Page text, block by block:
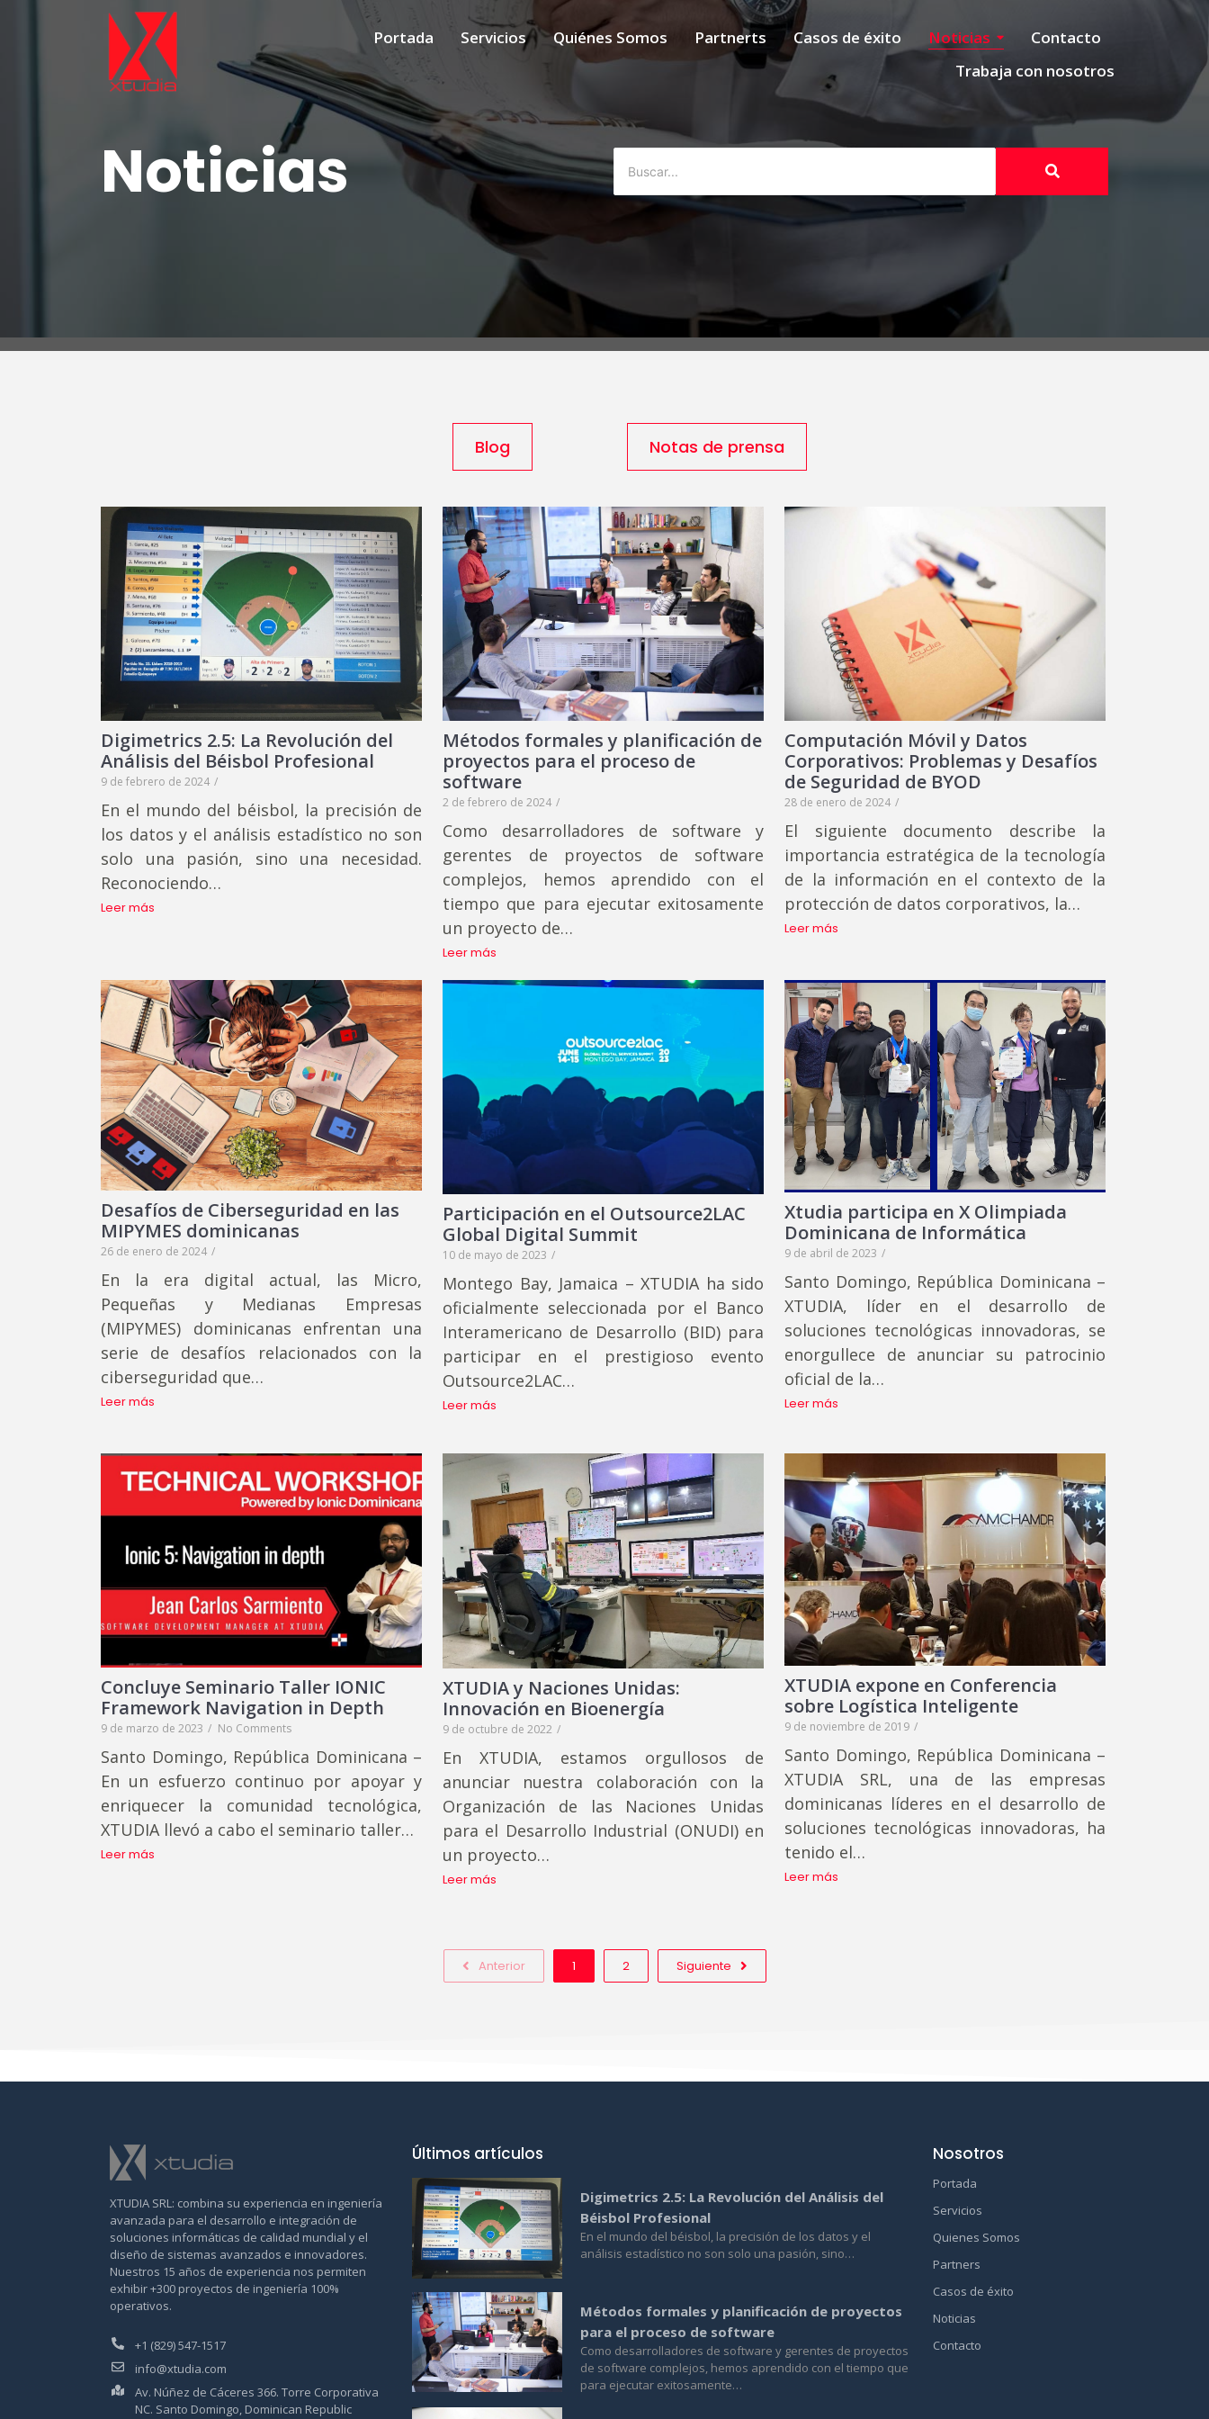
Portada Servicios Quiénes Somos Partnerts Casos de éxito Noticias
Contacto
Trabaja con nosotros
Noticias
Blog Notas de prensa
Digimetrics 2.5: La Revolución del
Análisis del Béisbol Profesional
9 de febrero de 2024 /
En el mundo del béisbol, la precisión de
los datos y el análisis estadístico no son
solo una pasión, sino una necesidad.
Reconociendo…
Leer más
Métodos formales y planificación de
proyectos para el proceso de
software
2 de febrero de 2024 /
Como desarrolladores de software y
gerentes de proyectos de software
complejos, hemos aprendido con el
tiempo que para ejecutar exitosamente
un proyecto de…
Leer más
Computación Móvil y Datos
Corporativos: Problemas y Desafíos
de Seguridad de BYOD
28 de enero de 2024 /
El siguiente documento describe la
importancia estratégica de la tecnología
de la información en el contexto de la
protección de datos corporativos, la…
Leer más
Desafíos de Ciberseguridad en las
MIPYMES dominicanas
26 de enero de 2024 /
En la era digital actual, las Micro,
Pequeñas y Medianas Empresas
(MIPYMES) dominicanas enfrentan una
serie de desafíos relacionados con la
ciberseguridad que…
Leer más
Participación en el Outsource2LAC
Global Digital Summit
10 de mayo de 2023 /
Montego Bay, Jamaica – XTUDIA ha sido
oficialmente seleccionada por el Banco
Interamericano de Desarrollo (BID) para
participar en el prestigioso evento
Outsource2LAC…
Leer más
Xtudia participa en X Olimpiada
Dominicana de Informática
9 de abril de 2023 /
Santo Domingo, República Dominicana –
XTUDIA, líder en el desarrollo de
soluciones tecnológicas innovadoras, se
enorgullece de anunciar su patrocinio
oficial de la…
Leer más
Concluye Seminario Taller IONIC
Framework Navigation in Depth
9 de marzo de 2023 / No Comments
Santo Domingo, República Dominicana –
En un esfuerzo continuo por apoyar y
enriquecer la comunidad tecnológica,
XTUDIA llevó a cabo el seminario taller…
Leer más
XTUDIA y Naciones Unidas:
Innovación en Bioenergía
9 de octubre de 2022 /
En XTUDIA, estamos orgullosos de
anunciar nuestra colaboración con la
Organización de las Naciones Unidas
para el Desarrollo Industrial (ONUDI) en
un proyecto…
Leer más
XTUDIA expone en Conferencia
sobre Logística Inteligente
9 de noviembre de 2019 /
Santo Domingo, República Dominicana –
XTUDIA SRL, una de las empresas
dominicanas líderes en el desarrollo de
soluciones tecnológicas innovadoras, ha
tenido el…
Leer más
Anterior 1 2 Siguiente
XTUDIA SRL: combina su experiencia en ingeniería
avanzada para el desarrollo e integración de
soluciones informáticas de calidad mundial y el
diseño de sistemas avanzados e innovadores.
Nuestros 15 años de experiencia nos permiten
exhibir +300 proyectos de ingeniería 100%
operativos.
+1 (829) 547-1517
info@xtudia.com
Av. Núñez de Cáceres 366. Torre Corporativa
NC. Santo Domingo, Dominican Republic
Últimos artículos
Digimetrics 2.5: La Revolución del Análisis del
Béisbol Profesional
En el mundo del béisbol, la precisión de los datos y el
análisis estadístico no son solo una pasión, sino…
Métodos formales y planificación de proyectos
para el proceso de software
Como desarrolladores de software y gerentes de proyectos
de software complejos, hemos aprendido con el tiempo que
para ejecutar exitosamente…
Nosotros
Portada
Servicios
Quienes Somos
Partners
Casos de éxito
Noticias
Contacto